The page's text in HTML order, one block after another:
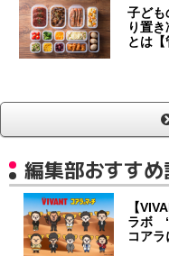
子ど
り置
とは【
編集部おすす
【
ラボ “
コア